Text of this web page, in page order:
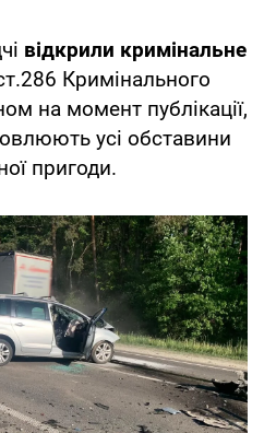
відкрили кримінальне
Кримінального
на момент публікації,
усі обставини
пригоди.